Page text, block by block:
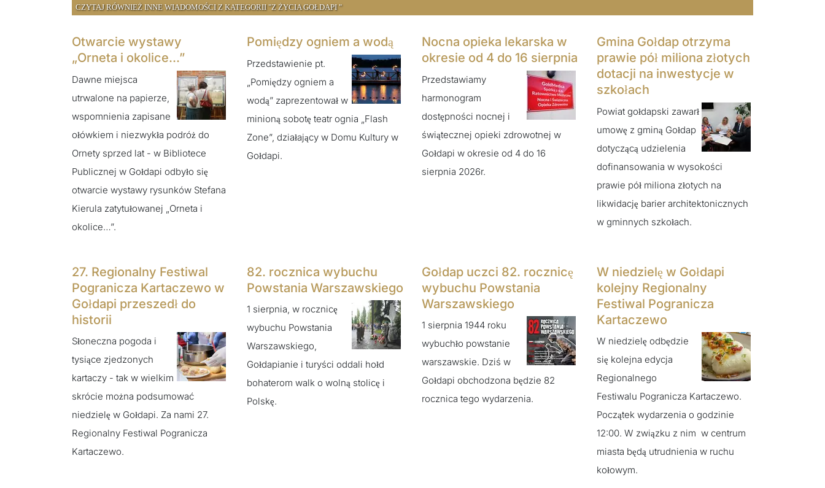
CZYTAJ RÓWNIEŻ INNE WIADOMOŚCI Z KATEGORII "Z ŻYCIA GOŁDAPI "
Otwarcie wystawy
„Orneta i okolice...”
Dawne miejsca
utrwalone na papierze,
wspomnienia zapisane
ołówkiem i niezwykła podróż do
Ornety sprzed lat - w Bibliotece
Publicznej w Gołdapi odbyło się
otwarcie wystawy rysunków Stefana
Kierula zatytułowanej „Orneta i
okolice…”.
Pomiędzy ogniem a wodą
Przedstawienie pt.
„Pomiędzy ogniem a
wodą” zaprezentował w
minioną sobotę teatr ognia „Flash
Zone”, działający w Domu Kultury w
Gołdapi.
Nocna opieka lekarska w
okresie od 4 do 16 sierpnia
Przedstawiamy
harmonogram
dostępności nocnej i
świątecznej opieki zdrowotnej w
Gołdapi w okresie od 4 do 16
sierpnia 2026r.
Gmina Gołdap otrzyma
prawie pół miliona złotych
dotacji na inwestycje w
szkołach
Powiat gołdapski zawarł
umowę z gminą Gołdap
dotyczącą udzielenia
dofinansowania w wysokości
prawie pół miliona złotych na
likwidację barier architektonicznych
w gminnych szkołach.
27. Regionalny Festiwal
Pogranicza Kartaczewo w
Gołdapi przeszedł do
historii
Słoneczna pogoda i
tysiące zjedzonych
kartaczy - tak w wielkim
skrócie można podsumować
niedzielę w Gołdapi. Za nami 27.
Regionalny Festiwal Pogranicza
Kartaczewo.
82. rocznica wybuchu
Powstania Warszawskiego
1 sierpnia, w rocznicę
wybuchu Powstania
Warszawskiego,
Gołdapianie i turyści oddali hołd
bohaterom walk o wolną stolicę i
Polskę.
Gołdap uczci 82. rocznicę
wybuchu Powstania
Warszawskiego
1 sierpnia 1944 roku
wybuchło powstanie
warszawskie. Dziś w
Gołdapi obchodzona będzie 82
rocznica tego wydarzenia.
W niedzielę w Gołdapi
kolejny Regionalny
Festiwal Pogranicza
Kartaczewo
W niedzielę odbędzie
się kolejna edycja
Regionalnego
Festiwalu Pogranicza Kartaczewo.
Początek wydarzenia o godzinie
12:00. W związku z nim w centrum
miasta będą utrudnienia w ruchu
kołowym.